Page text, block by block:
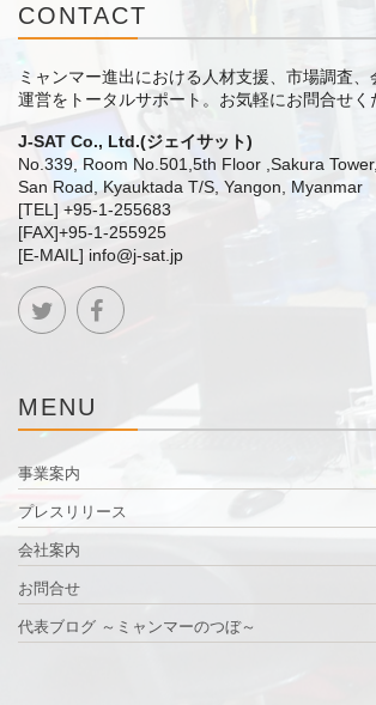
CONTACT
ミャンマー進出における人材支援、市場調査
運営をトータルサポート。 お気軽にお問合せく
J-SAT Co., Ltd.(ジェイサット)
No.339, Room No.501,5th Floor ,Sakura
San Road, Kyauktada T/S, Yangon, Myanmar
[TEL] +95-1-255683
[FAX]+95-1-255925
[E-MAIL] info@j-sat.jp
MENU
事業案内
プレスリリース
会社案内
お問合せ
代表ブログ ～ミャンマーのつぼ～